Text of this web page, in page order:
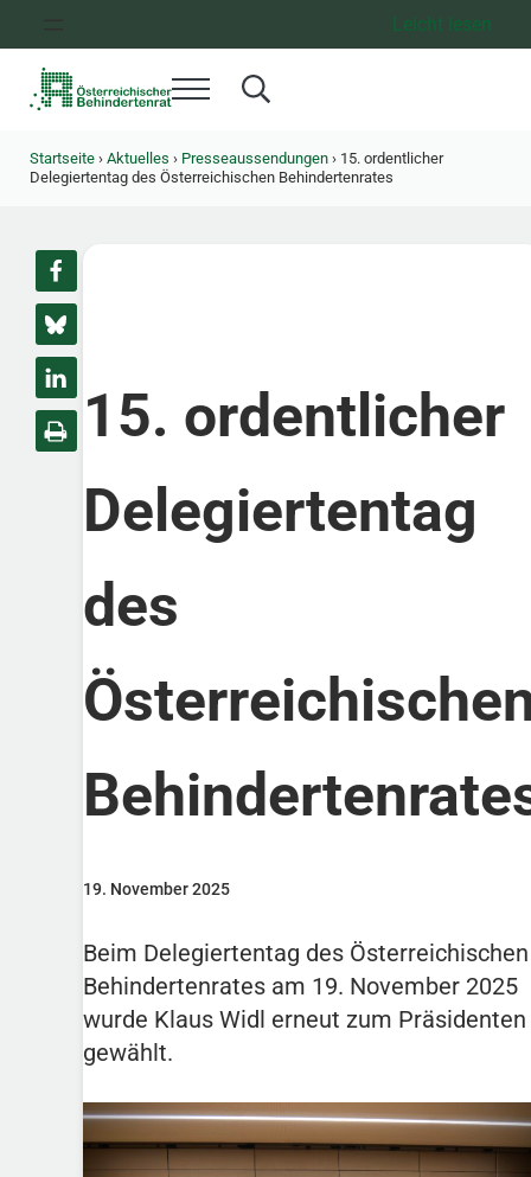
Leicht lesen
Menü Search...
Startseite › Aktuelles › Presseaussendungen ›15. ordentlicher
Delegiertentag des Österreichischen Behindertenrates
15. ordentlicher
Delegiertentag
des
19. November 2025
Beim Delegiertentag des Österreichischen
Behindertenrates am 19. November 2025
wurde Klaus Widl erneut zum Präsidenten
gewählt.